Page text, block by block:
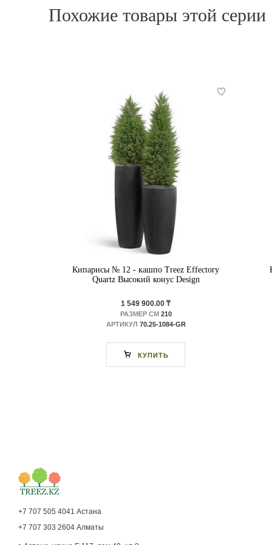
Похожие товары этой серии
Кипарисы № 12 - кашпо Treez Effectory
Quartz Высокий конус Design
1 549 900.00 ₸
РАЗМЕР СМ210
АРТИКУЛ 70.25-1084-GR
КУПИТЬ
+7 707 505 4041 Астана
+7 707 303 2604 Алматы